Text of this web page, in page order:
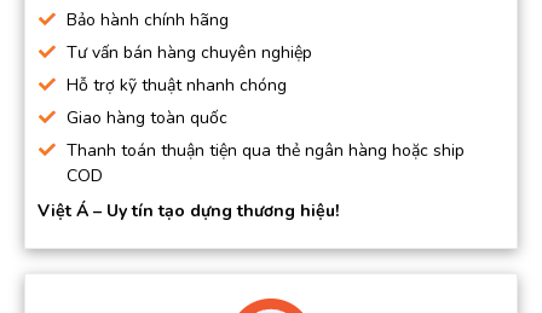
Bảo hành chính hãng
Tư vấn bán hàng chuyên nghiệp
Hỗ trợ kỹ thuật nhanh chóng
Giao hàng toàn quốc
Thanh toán thuận tiện qua thẻ ngân hàng hoặc ship
COD
Việt Á – Uy tín tạo dựng thương hiệu!